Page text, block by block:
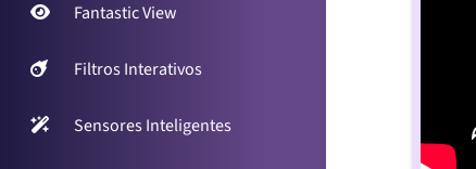
Fantastic View
Filtros Interativos
Sensores Inteligentes